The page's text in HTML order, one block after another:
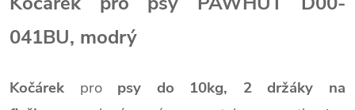
041BU, modrý
Kočárek pro psy do 10kg, 2 držáky na